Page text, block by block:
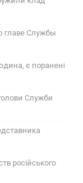
главе Службы
є поранені
Служби
російського